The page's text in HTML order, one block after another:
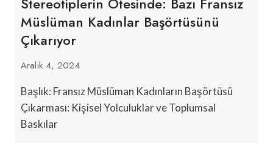
Müslüman Kadınlar Başörtüsünü
Çıkarıyor
Aralık 4, 2024
Başlık: Fransız Müslüman Kadınların Başörtüsü
Çıkarması: Kişisel Yolculuklar ve Toplumsal
Baskılar